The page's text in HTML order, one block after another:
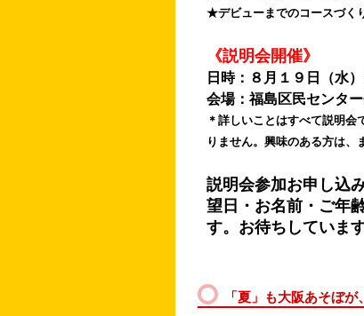
★デビューまでのコースづく
《説明会開催》
日時：８月１９日（水
会場：福島区民センタ
＊詳しいことはすべて説明
りません。興味のある方は、
説明会参加お申し込
望日・お名前・ご年
す。お待ちしています
「夏」も大阪あそぼが